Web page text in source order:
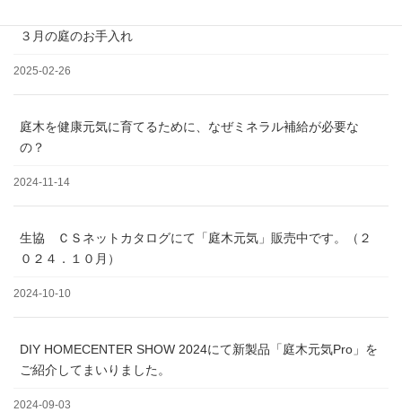
３月の庭のお手入れ
2025-02-26
庭木を健康元気に育てるために、なぜミネラル補給が必要な
の？
2024-11-14
生協 ＣＳネットカタログにて「庭木元気」販売中です。（２
０２４．１０月）
2024-10-10
DIY HOMECENTER SHOW 2024にて新製品「庭木元気Pro」を
ご紹介してまいりました。
2024-09-03